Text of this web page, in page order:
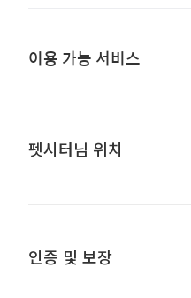
이용 가능 서비스
펫시터님 위치
인증 및 보장